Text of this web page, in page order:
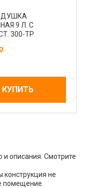
9 Л. С
300-ТР
КУПИТЬ
и описания. Смотрите
конструкция не
помещение.